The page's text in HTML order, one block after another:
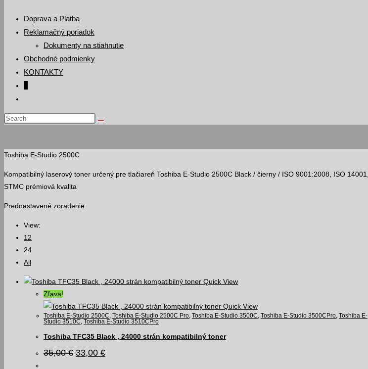
panel.
Doprava a Platba
Reklamačný poriadok
Dokumenty na stiahnutie
Obchodné podmienky
KONTAKTY
website
search
Search
Toshiba E-Studio 2500C
Kompatibilný laserový toner určený pre tlačiareň Toshiba E-Studio 2500C Black / čierny / ISO 9001:2008, ISO 14001,
STMC prémiová kvalita
Prednastavené zoradenie
View:
12
24
All
Quick View
Zľava!
Quick View
Toshiba E-Studio 2500C, Toshiba E-Studio 2500C Pro, Toshiba E-Studio 3500C, Toshiba E-Studio 3500CPro, Toshiba E-
Studio 3510C, Toshiba E-Studio 3510CPro
Toshiba TFC35 Black , 24000 strán kompatibilný toner
35,00€ Pôvodná
33,00 €Aktuálna